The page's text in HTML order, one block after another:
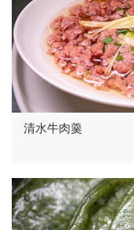
清水牛肉羹